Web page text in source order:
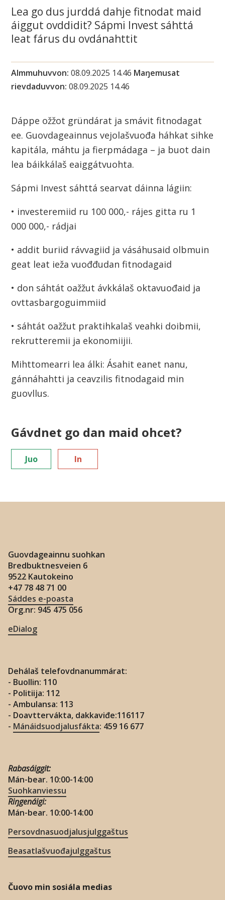
i
n
n
u
u
o
h
k
a
Lea go dus jurddá dahje fitnodat maid
áiggut ovddidit? Sápmi Invest sáhttá
leat fárus du ovdánahttit
Almmuhuvvon 08.09.2025 14.46 Maŋemusat
rievdaduvvon 08.09.2025 14.46
Dáppe ožžot gründárat ja smávit fitnodagat
ee. Guovdageainnus vejolašvuođa háhkat sihke
kapitála, máhtu ja fierpmádaga – ja buot dain
lea báikkálaš eaiggátvuohta.
Sápmi Invest sáhttá searvat dáinna lágiin:
• investeremiid ru 100 000,- rájes gitta ru 1
000 000,- rádjai
• addit buriid rávvagiid ja vásáhusaid olbmuin
geat leat ieža vuođđudan fitnodagaid
• don sáhtát oažžut ávkkálaš oktavuođaid ja
ovttasbargoguimmiid
• sáhtát oažžut praktihkalaš veahki doibmii,
rekrutteremii ja ekonomiijii.
Mihttomearri lea álki: Ásahit eanet nanu,
gánnáhahtti ja ceavzilis fitnodagaid min
guovllus.
Gávdnet go dan maid ohcet?
Juo In
Guovdageainnu suohkan
Bredbuktnesveien 6
9522 Kautokeino
+47 78 48 71 00
Sáddes e-poasta
Org.nr: 945 475 056
eDialog
Dehálaš telefovdnanummárat:
- Buollin: 110
- Politiija: 112
- Ambulansa: 113
- Doavttervákta, dakkaviđe:116117
- Mánáidsuodjalusfákta: 459 16 677
Rabasáiggit:
Mán-bear. 10:00-14:00
Suohkanviessu
Riŋgenáigi:
Mán-bear. 10:00-14:00
Persovdnasuodjalusjulggaštus
Beasatlašvuođajulggaštus
Čuovo min sosiála medias